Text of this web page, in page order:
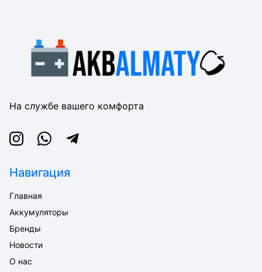
На службе вашего комфорта
InstagramWhatsappTelegram
Навигация
Главная
Аккумуляторы
Бренды
Новости
О нас